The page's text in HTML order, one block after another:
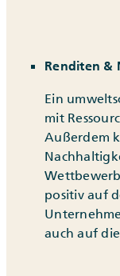
Renditen &
Ein
mit
Außerdem
positiv auf
auch auf